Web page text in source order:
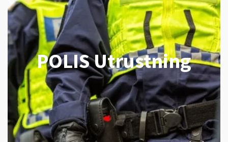
POLIS Utrustning